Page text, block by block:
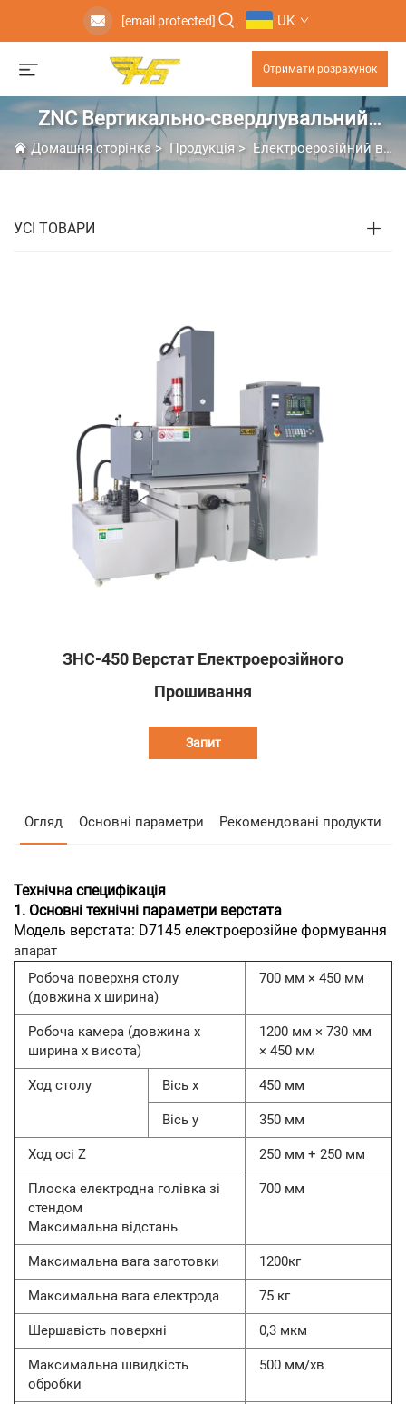
[email protected] UK
Отримати розрахунок
ZNC Вертикально-свердлувальний
електроерозійний верстат
Домашня сторінка> Продукція> Електроерозійний верстат з виготовленням форм
УСІ ТОВАРИ
ЗНС-450 Верстат Електроерозійного
Прошивання
Запит
Огляд Основні параметри Рекомендовані продукти
Технічна специфікація
1. Основні технічні параметри верстата
Модель верстата: D7145 електроерозійне формування
апарат
Робоча поверхня столу
(довжина x ширина)
700 мм × 450 мм
Робоча камера (довжина x
ширина x висота)
1200 мм × 730 мм
× 450 мм
Ход столу Вісь x 450 мм
Вісь y 350 мм
Ход осі Z 250 мм + 250 мм
Плоска електродна голівка зі
стендом
Максимальна відстань
700 мм
Максимальна вага заготовки 1200кг
Максимальна вага електрода 75 кг
Шершавість поверхні 0,3 мкм
Максимальна швидкість
обробки
500 мм/хв